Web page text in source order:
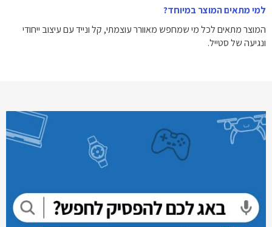
למי מתאים המוצר במיוחד?
המוצר מתאים לכל מי שמחפש מאוורר עוצמתי, קל ונייד עם עיצוב ייחודי
ונגיעה של סטייל.